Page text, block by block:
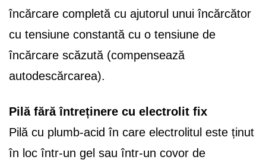
încărcare completă cu ajutorul unui încărcător
cu tensiune constantă cu o tensiune de
încărcare scăzută (compensează
autodescărcarea).
Pilă fără întreținere cu electrolit fix
Pilă cu plumb-acid în care electrolitul este ținut
în loc într-un gel sau într-un covor de